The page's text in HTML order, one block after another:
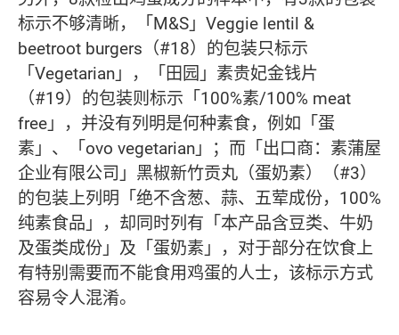
标示不够清晰，「M&S」Veggie lentil &
beetroot burgers（#18）的包装只标示
「Vegetarian」，「田园」素贵妃金钱片
（#19）的包装则标示「100%素/100% meat
free」，并没有列明是何种素食，例如「蛋
素」、「ovo vegetarian」；而「出口商：素蒲屋
企业有限公司」黑椒新竹贡丸（蛋奶素）（#3）
的包装上列明「绝不含葱、蒜、五荤成份，100%
纯素食品」，却同时列有「本产品含豆类、牛奶
及蛋类成份」及「蛋奶素」，对于部分在饮食上
有特别需要而不能食用鸡蛋的人士，该标示方式
容易令人混淆。